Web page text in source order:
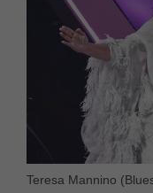
Teresa Mannino